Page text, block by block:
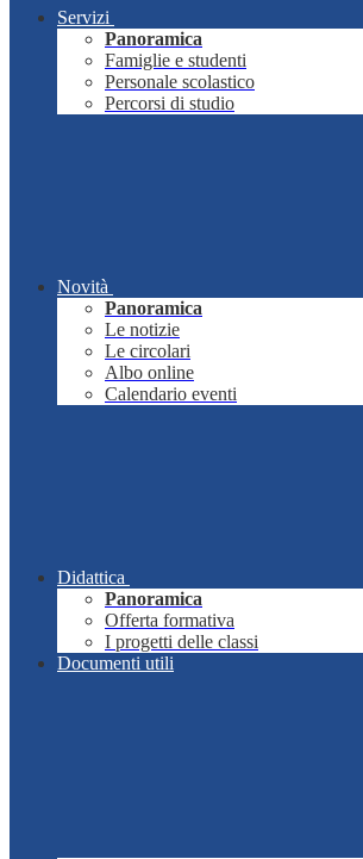
Servizi
Panoramica
Famiglie e studenti
Personale scolastico
Percorsi di studio
Novità
Panoramica
Le notizie
Le circolari
Albo online
Calendario eventi
Didattica
Panoramica
Offerta formativa
I progetti delle classi
Documenti utili